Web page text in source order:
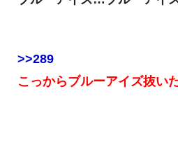
>>289
こっからブルーアイズ抜い